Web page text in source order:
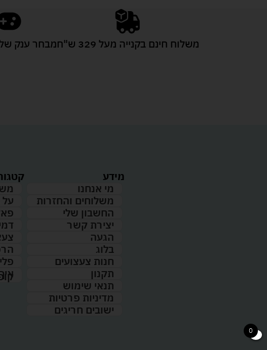
משלוח חינם בקנייה מעל 329 ש"ח מבחר ענק
מידע
מי אנחנו
משלוחים והחזרות
החשבון שלי
יצירת קשר
הגעה
בלוג
חנות צעצועים
תקנון
תנאי שימוש
מדיניות פרטיות
ישובים חריגים
על
0